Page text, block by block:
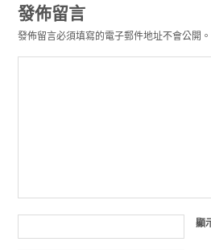
發佈留言
發佈留言必須填寫的電子郵件地址不會公開。
顯